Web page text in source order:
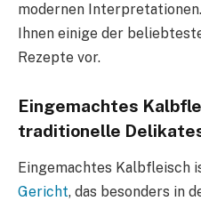
modernen
Ihnen einige der
Rezepte vor.
Eingemachtes
traditionelle
Eingemachtes Kalbfleisch
Gericht, das besonders in